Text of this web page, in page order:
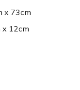
x 73cm
x 12cm